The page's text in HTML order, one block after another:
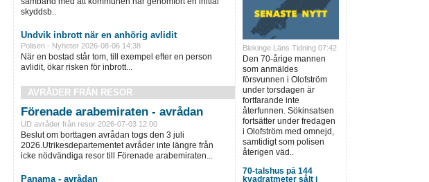
skyddsb..
Undvik inbrott när en anhörig avlidit
Polisen - Nyheter 2026-08-06 14:38
När en bostad står tom, till exempel efter en person
avlidit, ökar risken för inbrott...
AVRÅDER FRÅN RESOR
Förenade arabemiraten - avrådan
UD avråder från resor 2026-07-03 12:00
Beslut om borttagen avrådan togs den 3 juli
2026.Utrikesdepartementet avråder inte längre från
icke nödvändiga resor till Förenade arabemiraten...
Panama - avrådan
Blekinge Läns Tidning 07:42
Den 70-årige mannen
som anmäldes
försvunnen i Olofström
under torsdagen är
fortfarande inte
återfunnen. Sökinsatsen
fortsätter under fredagen
i Olofström med omnejd,
samtidigt som polisen
återigen väd..
70-talshus på 144
kvadratmeter sålt i